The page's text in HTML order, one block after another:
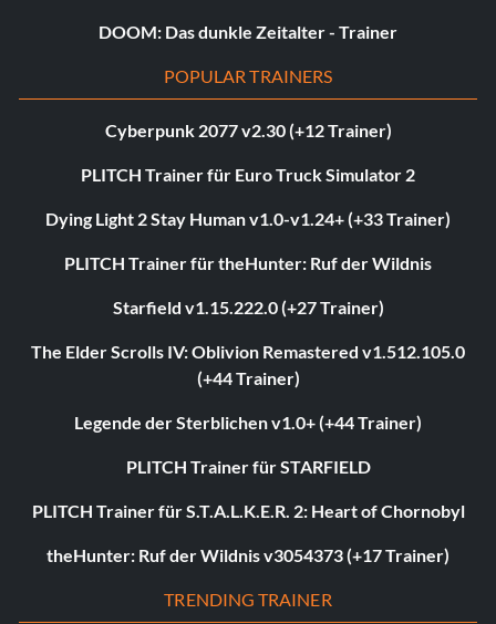
DOOM: Das dunkle Zeitalter - Trainer
POPULAR TRAINERS
Cyberpunk 2077 v2.30 (+12 Trainer)
PLITCH Trainer für Euro Truck Simulator 2
Dying Light 2 Stay Human v1.0-v1.24+ (+33 Trainer)
PLITCH Trainer für theHunter: Ruf der Wildnis
Starfield v1.15.222.0 (+27 Trainer)
The Elder Scrolls IV: Oblivion Remastered v1.512.105.0
(+44 Trainer)
Legende der Sterblichen v1.0+ (+44 Trainer)
PLITCH Trainer für STARFIELD
PLITCH Trainer für S.T.A.L.K.E.R. 2: Heart of Chornobyl
theHunter: Ruf der Wildnis v3054373 (+17 Trainer)
TRENDING TRAINER